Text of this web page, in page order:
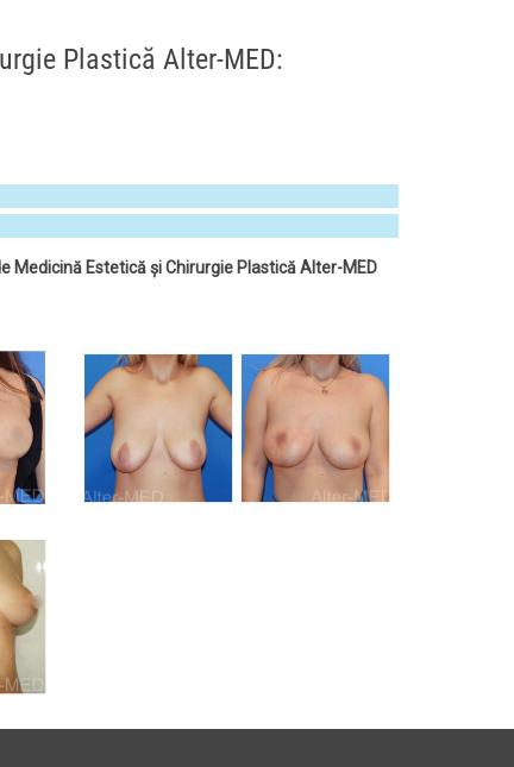
Plastică Alter-MED:
Medicină Estetică și Chirurgie Plastică Alter-MED